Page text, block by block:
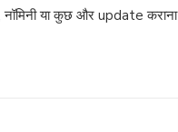
या कुछ और update कराना